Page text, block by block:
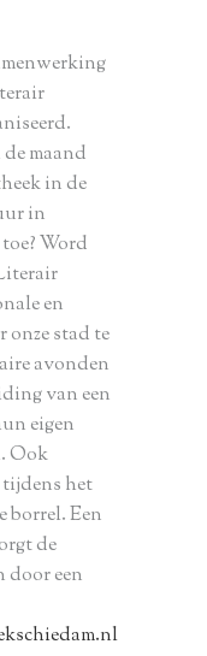
maand
in de
in
Word
en
stad te
avonden
van een
eigen
Ook
tijdens het
borrel. Een
de
door een